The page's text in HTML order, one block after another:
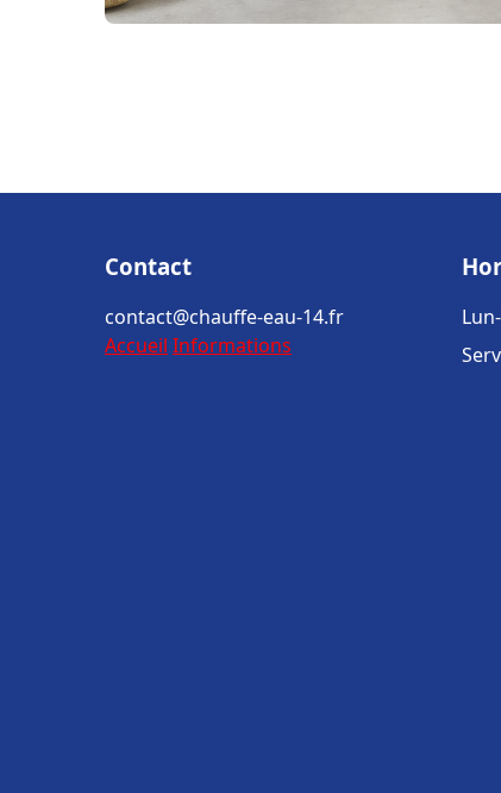
Contact
contact@chauffe-eau-14.fr
Accueil Informations